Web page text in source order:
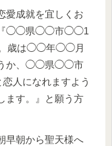
愛成就を宜しくお
『◯◯県◯◯市◯◯1
。歳は◯◯年◯◯月
か、◯◯県◯◯市
人になれますよう
ます。』と願う方
早朝から聖天様へ